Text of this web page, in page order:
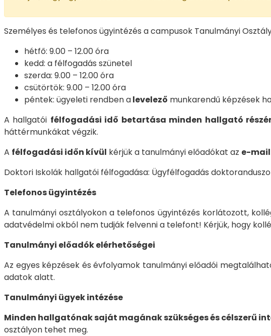
Személyes és telefonos ügyintézés a campusok Tanulmányi
hétfő: 9.00 – 12.00 óra
kedd: a félfogadás szünetel
szerda: 9.00 – 12.00 óra
csütörtök: 9.00 – 12.00 óra
péntek: ügyeleti rendben alevelező munkarendű képzések
A hallgatói félfogadási idő betartása minden hallgató
háttérmunkákat végzik.
A félfogadási időn kívül kérjük a tanulmányi előadókat az e-mail
Doktori Iskolák hallgatói félfogadása: Ügyfélfogadás
Telefonos ügyintézés
A tanulmányi osztályokon a telefonos ügyintézés korlátozott,
adatvédelmi okból nem tudják felvenni a telefont! Kérjük, hogy
Tanulmányi előadók elérhetőségei
Az egyes képzések és évfolyamok tanulmányi előadói
adatok alatt.
Tanulmányi ügyek intézése
Minden hallgatónak saját magának szükséges és célszerű
osztályon tehet meg.